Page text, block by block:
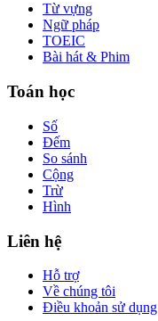
Từ vựng
Ngữ pháp
TOEIC
Bài hát & Phim
Toán học
Số
Đếm
So sánh
Cộng
Trừ
Hình
Liên hệ
Hỗ trợ
Về chúng tôi
Điều khoản sử dụng